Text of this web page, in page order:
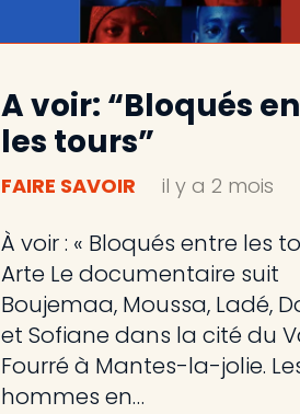
A voir: “Bloqués
les tours”
FAIRE SAVOIR il y a 2 mois
À voir : « Bloqués entre les
Arte Le documentaire suit
Boujemaa, Moussa, Ladé,
et Sofiane dans la cité du
Fourré à Mantes-la-jolie.
hommes en…